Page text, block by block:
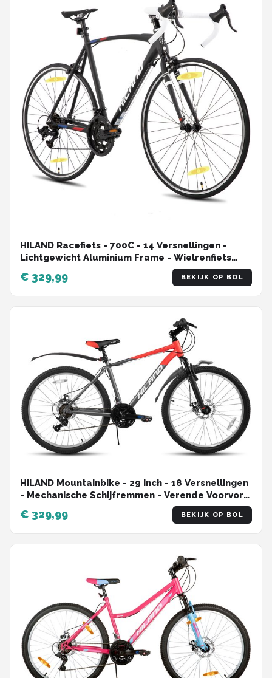
HILAND Racefiets - 700C - 14 Versnellingen -
Lichtgewicht Aluminium Frame - Wielrenfiets
€ 329,99 BEKIJK OP BOL
HILAND Mountainbike - 29 Inch - 18 Versnellingen
- Mechanische Schijfremmen - Verende Voorvork
€ 329,99 BEKIJK OP BOL